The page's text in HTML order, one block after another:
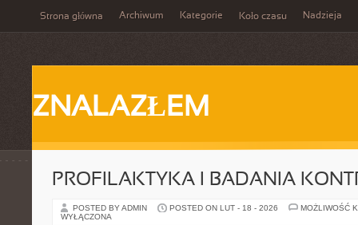
Strona główna Archiwum Kategorie Koło czasu Nadzieja
ZNALAZŁEM
PROFILAKTYKA I BADANIA
POSTED BY ADMIN POSTED ON LUT - 18 - 2026
MOŻLIWOŚĆ
WYŁĄCZONA